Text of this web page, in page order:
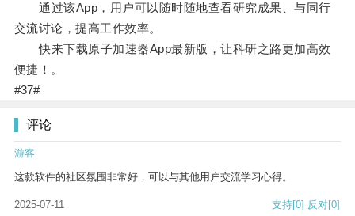
通过该App，用户可以随时随地查看研究成果、与同行
交流讨论，提高工作效率。
快来下载原子加速器App最新版，让科研之路更加高效
便捷！。
#37#
评论
游客
这款软件的社区氛围非常好，可以与其他用户交流学习心得。
2025-07-11 支持[0] 反对[0]